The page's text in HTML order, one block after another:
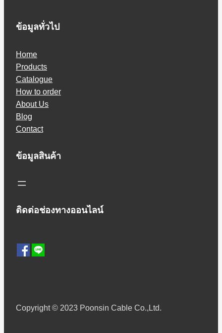
ข้อมูลทั่วไป
Home
Products
Catalogue
How to order
About Us
Blog
Contact
ข้อมูลสินค้า
ติดต่อช่องทางออนไลน์
Copyright © 2023 Poonsin Cable Co.,Ltd.